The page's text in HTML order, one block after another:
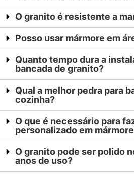
O granito é resistente a
Posso usar mármore em
Quanto tempo dura a
bancada de granito?
Qual a melhor pedra para
cozinha?
O que é necessário para
personalizado em
O granito pode ser polido
anos de uso?